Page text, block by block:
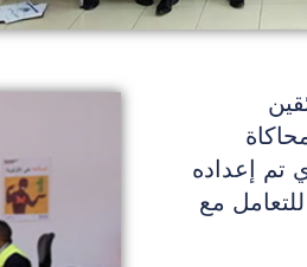
تم إعداده
مع